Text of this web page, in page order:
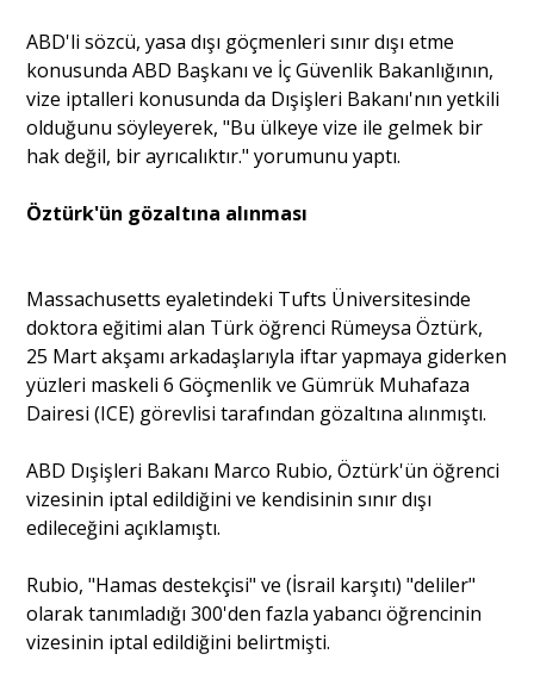
ABD'li sözcü, yasa dışı göçmenleri sınır dışı etme
konusunda ABD Başkanı ve İç Güvenlik Bakanlığının,
vize iptalleri konusunda da Dışişleri Bakanı'nın yetkili
olduğunu söyleyerek, "Bu ülkeye vize ile gelmek bir
hak değil, bir ayrıcalıktır." yorumunu yaptı.
Öztürk'ün gözaltına alınması
Massachusetts eyaletindeki Tufts Üniversitesinde
doktora eğitimi alan Türk öğrenci Rümeysa Öztürk,
25 Mart akşamı arkadaşlarıyla iftar yapmaya giderken
yüzleri maskeli 6 Göçmenlik ve Gümrük Muhafaza
Dairesi (ICE) görevlisi tarafından gözaltına alınmıştı.
ABD Dışişleri Bakanı Marco Rubio, Öztürk'ün öğrenci
vizesinin iptal edildiğini ve kendisinin sınır dışı
edileceğini açıklamıştı.
Rubio, "Hamas destekçisi" ve (İsrail karşıtı) "deliler"
olarak tanımladığı 300'den fazla yabancı öğrencinin
vizesinin iptal edildiğini belirtmişti.